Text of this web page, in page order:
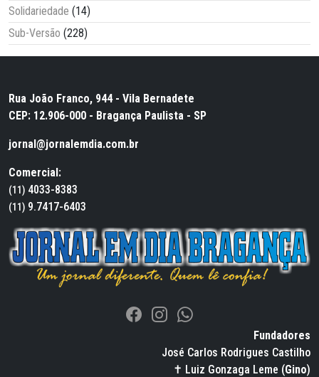
Solidariedade (14)
Sub-Versão (228)
Rua João Franco, 944 - Vila Bernadete
CEP: 12.906-000 - Bragança Paulista - SP
jornal@jornalemdia.com.br
Comercial:
(11) 4033-8383
(11) 9.7417-6403
Fundadores
José Carlos Rodrigues Castilho
✝ Luiz Gonzaga Leme (Gino)